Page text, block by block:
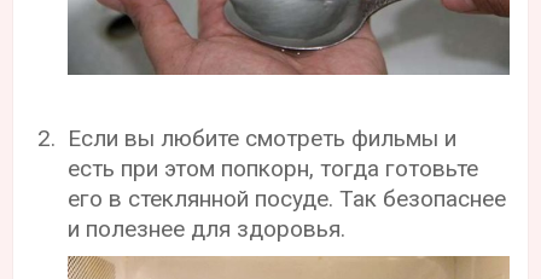
Если вы любите смотреть фильмы и
есть при этом попкорн, тогда готовьте
его в стеклянной посуде. Так безопаснее
и полезнее для здоровья.